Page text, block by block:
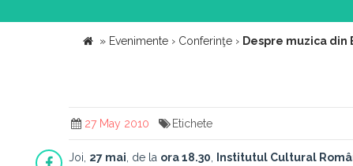
» Evenimente › Conferinţe › Despre muzica din
27 May 2010 Etichete
Joi, 27 mai , de la ora 18.30 Institutul Cultural